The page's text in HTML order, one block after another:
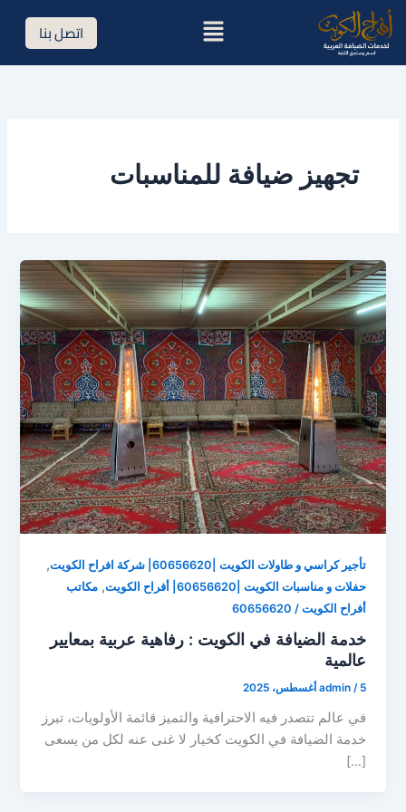
تخطي
إلى
المحتوى
القائمة اتصل بنا
تجهيز ضيافة للمناسبات
تأجير كراسي و طاولات الكويت |60656620| شركة افراح الكويت ,
حفلات و مناسبات الكويت |60656620| أفراح الكويت ,مكاتب
أفراح الكويت / 60656620
خدمة الضيافة في الكويت : رفاهية عربية بمعايير
عالمية
admin / 5 أغسطس، 2025
في عالم تتصدر فيه الاحترافية والتميز قائمة الأولويات، تبرز
خدمة الضيافة في الكويت كخيار لا غنى عنه لكل من يسعى
[…]